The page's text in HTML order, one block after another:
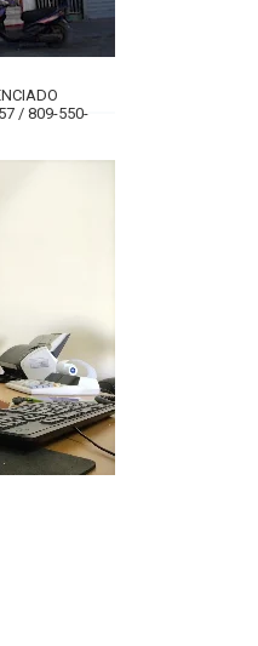
/ 809-550-